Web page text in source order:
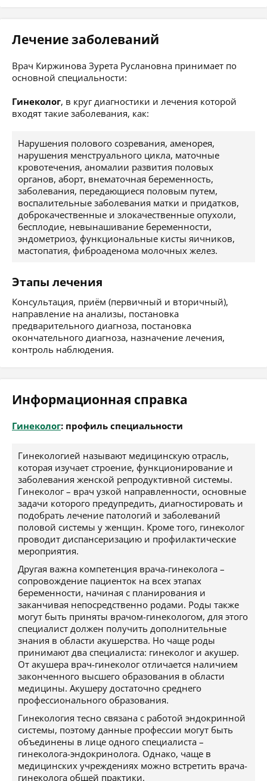
Лечение заболеваний
Врач Киржинова Зурета Руслановна принимает по
основной специальности:
Гинеколог, в круг диагностики и лечения которой
входят такие заболевания, как:
Нарушения полового созревания, аменорея,
нарушения менструального цикла, маточные
кровотечения, аномалии развития половых
органов, аборт, внематочная беременность,
заболевания, передающиеся половым путем,
воспалительные заболевания матки и придатков,
доброкачественные и злокачественные опухоли,
бесплодие, невынашивание беременности,
эндометриоз, функциональные кисты яичников,
мастопатия, фиброаденома молочных желез.
Этапы лечения
Консультация, приём (первичный и вторичный),
направление на анализы, постановка
предварительного диагноза, постановка
окончательного диагноза, назначение лечения,
контроль наблюдения.
Информационная справка
Гинеколог: профиль специальности
Гинекологией называют медицинскую отрасль,
которая изучает строение, функционирование и
заболевания женской репродуктивной системы.
Гинеколог – врач узкой направленности, основные
задачи которого предупредить, диагностировать и
подобрать лечение патологий и заболеваний
половой системы у женщин. Кроме того, гинеколог
проводит диспансеризацию и профилактические
мероприятия.
Другая важна компетенция врача-гинеколога –
сопровождение пациенток на всех этапах
беременности, начиная с планирования и
заканчивая непосредственно родами. Роды также
могут быть приняты врачом-гинекологом, для этого
специалист должен получить дополнительные
знания в области акушерства. Но чаще роды
принимают два специалиста: гинеколог и акушер.
От акушера врач-гинеколог отличается наличием
законченного высшего образования в области
медицины. Акушеру достаточно среднего
профессионального образования.
Гинекология тесно связана с работой эндокринной
системы, поэтому данные профессии могут быть
объединены в лице одного специалиста –
гинеколога-эндокринолога. Однако, чаще в
медицинских учреждениях можно встретить врача-
гинеколога общей практики.